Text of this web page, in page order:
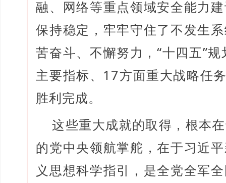
融、网络等重点领域安全能力
保持稳定，牢牢守住了不发生
苦奋斗、不懈努力，“十四五”
主要指标、17方面重大战略任
胜利完成。
这些重大成就的取得，根本
的党中央领航掌舵，在于习近
义思想科学指引，是全党全军